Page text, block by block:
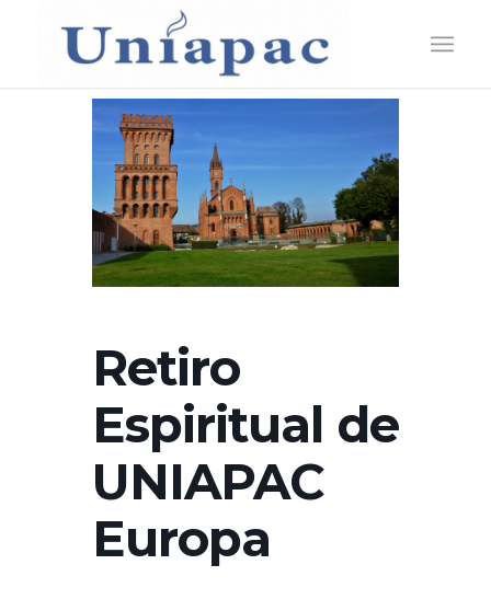
Retiro
Espiritual de
UNIAPAC
Europa